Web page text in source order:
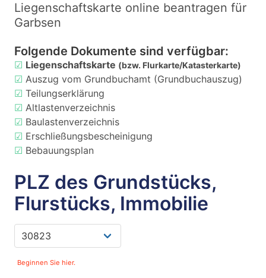
Liegenschaftskarte online beantragen für
Garbsen
Folgende Dokumente sind verfügbar:
☑ Liegenschaftskarte (bzw. Flurkarte/Katasterkarte)
☑ Auszug vom Grundbuchamt (Grundbuchauszug)
☑ Teilungserklärung
☑ Altlastenverzeichnis
☑ Baulastenverzeichnis
☑ Erschließungsbescheinigung
☑ Bebauungsplan
PLZ des Grundstücks,
Flurstücks, Immobilie
Beginnen Sie hier.